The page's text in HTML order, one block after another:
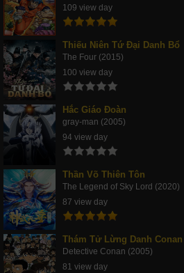
109 view day
Thiếu Niên Tứ Đại Danh Bổ
The Four (2015)
100 view day
Hắc Giáo Đoàn
gray-man (2005)
94 view day
Thần Võ Thiên Tôn
The Legend of Sky Lord (2020)
87 view day
Thám Tử Lừng Danh Conan
Detective Conan (2005)
81 view day